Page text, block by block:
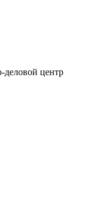
деловой центр